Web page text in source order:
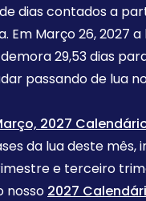
dias contados a
Em Março 26, 2027 a
29,53 dias
passando de lua
2027
da lua deste mês,
e terceiro
nosso 2027